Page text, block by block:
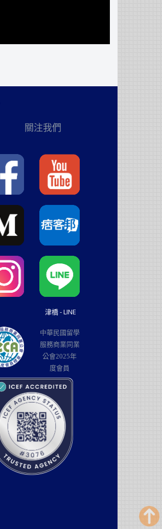
關注我們
津橋 - LINE
中華民國留學
服務商業同業
公會2025年
度會員